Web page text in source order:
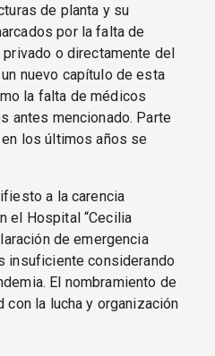
de planta y su
por la falta de
o directamente del
nuevo capítulo de esta
la falta de médicos
antes mencionado. Parte
los últimos años se
a la carencia
el Hospital “Cecilia
de emergencia
insuficiente considerando
El nombramiento de
la lucha y organización